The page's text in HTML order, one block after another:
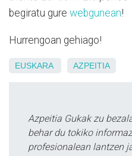
begiratu gure webgunean!
Hurrengoan gehiago!
EUSKARA AZPEITIA
Azpeitia Gukak zu
behar du tokiko
profesionalean lantzen